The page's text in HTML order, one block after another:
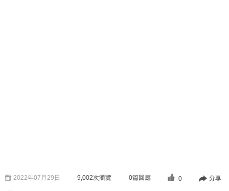
2022年07月29日 9,002次瀏覽 0篇回應 0 分享